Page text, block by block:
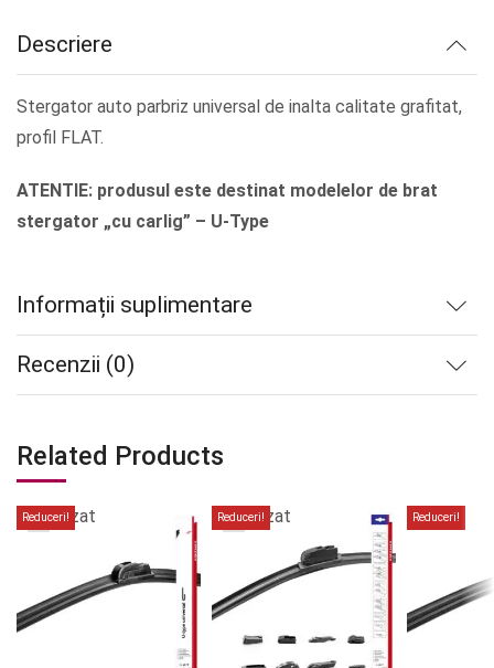
Descriere
Stergator auto parbriz universal de inalta calitate grafitat,
profil FLAT.
ATENTIE: produsul este destinat modelelor de brat
stergator „cu carlig” – U-Type
Informații suplimentare
Recenzii (0)
Related Products
Reduceri!
epuizat
Reduceri!
epuizat
Reduceri!